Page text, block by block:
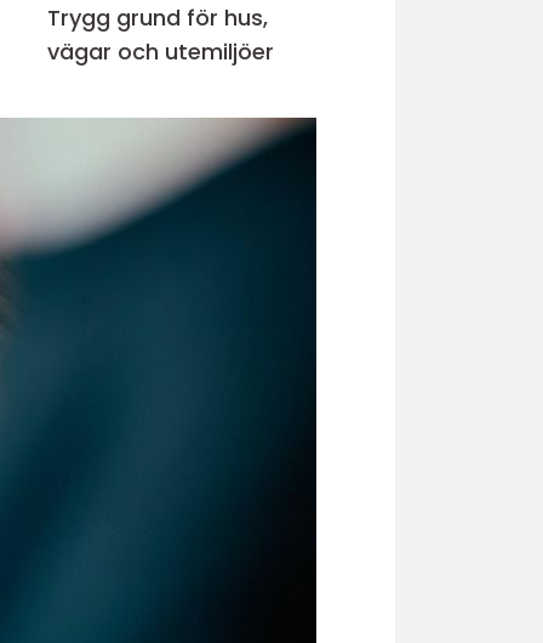
Trygg grund för hus,
vägar och utemiljöer